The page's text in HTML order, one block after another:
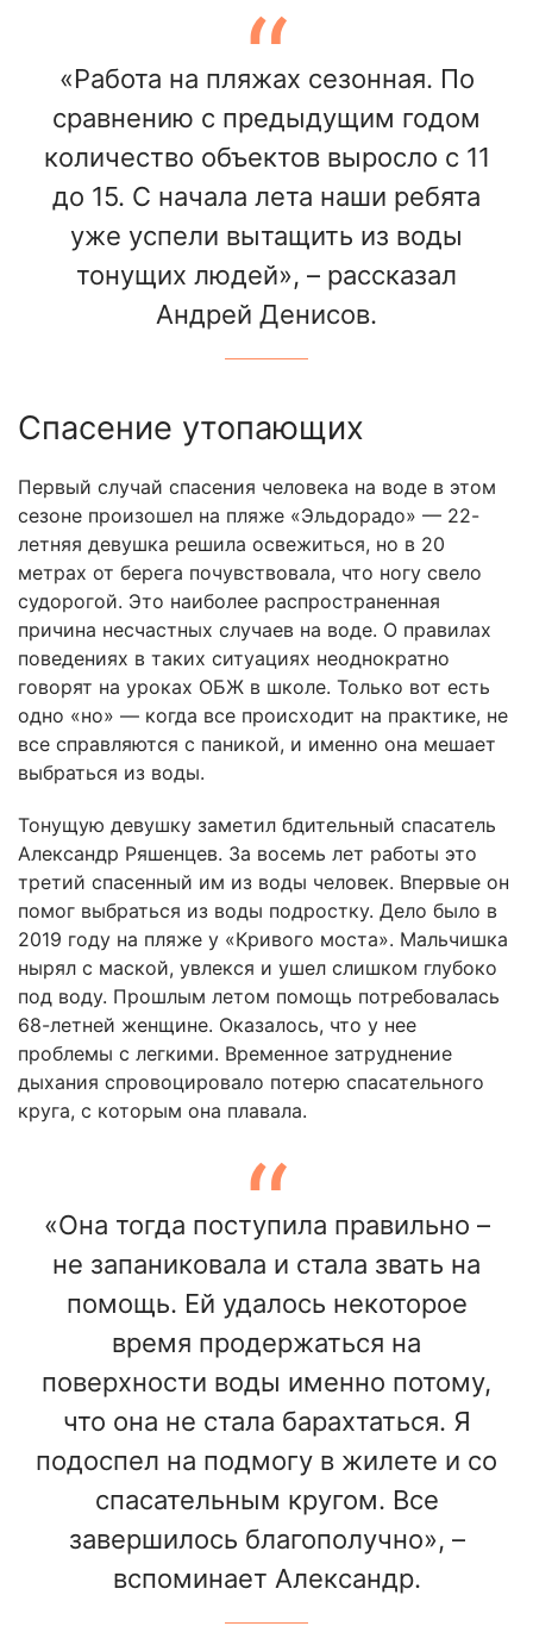
«Работа на пляжах сезонная. По
сравнению с предыдущим годом
количество объектов выросло с 11
до 15. С начала лета наши ребята
уже успели вытащить из воды
тонущих людей», – рассказал
Андрей Денисов.
Спасение утопающих
Первый случай спасения человека на воде в этом
сезоне произошел на пляже «Эльдорадо» — 22-
летняя девушка решила освежиться, но в 20
метрах от берега почувствовала, что ногу свело
судорогой. Это наиболее распространенная
причина несчастных случаев на воде. О правилах
поведениях в таких ситуациях неоднократно
говорят на уроках ОБЖ в школе. Только вот есть
одно «но» — когда все происходит на практике, не
все справляются с паникой, и именно она мешает
выбраться из воды.
Тонущую девушку заметил бдительный спасатель
Александр Ряшенцев. За восемь лет работы это
третий спасенный им из воды человек. Впервые он
помог выбраться из воды подростку. Дело было в
2019 году на пляже у «Кривого моста». Мальчишка
нырял с маской, увлекся и ушел слишком глубоко
под воду. Прошлым летом помощь потребовалась
68-летней женщине. Оказалось, что у нее
проблемы с легкими. Временное затруднение
дыхания спровоцировало потерю спасательного
круга, с которым она плавала.
«Она тогда поступила правильно –
не запаниковала и стала звать на
помощь. Ей удалось некоторое
время продержаться на
поверхности воды именно потому,
что она не стала барахтаться. Я
подоспел на подмогу в жилете и со
спасательным кругом. Все
завершилось благополучно», –
вспоминает Александр.